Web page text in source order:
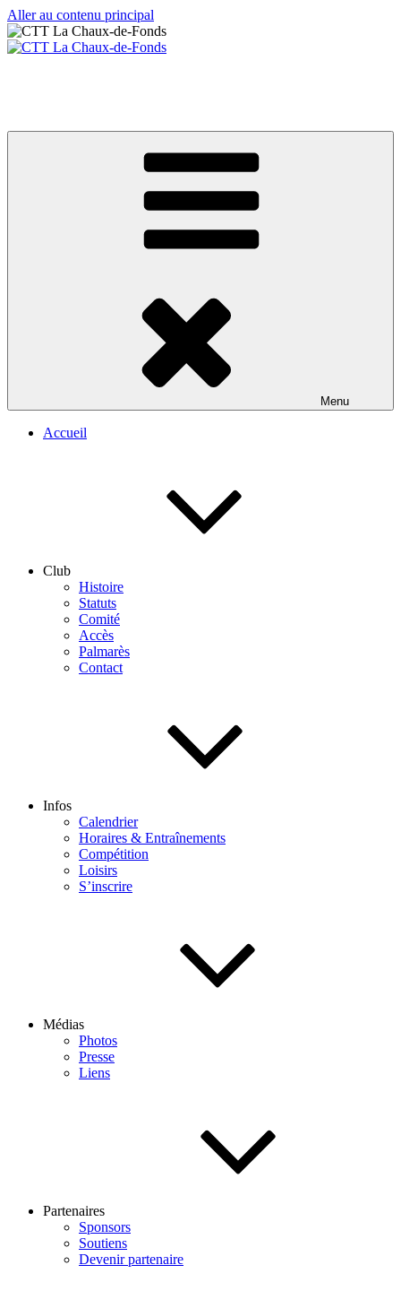
Aller au contenu principal
Menu
Accueil
Club
Histoire
Statuts
Comité
Accès
Palmarès
Contact
Infos
Calendrier
Horaires & Entraînements
Compétition
Loisirs
S’inscrire
Médias
Photos
Presse
Liens
Partenaires
Sponsors
Soutiens
Devenir partenaire